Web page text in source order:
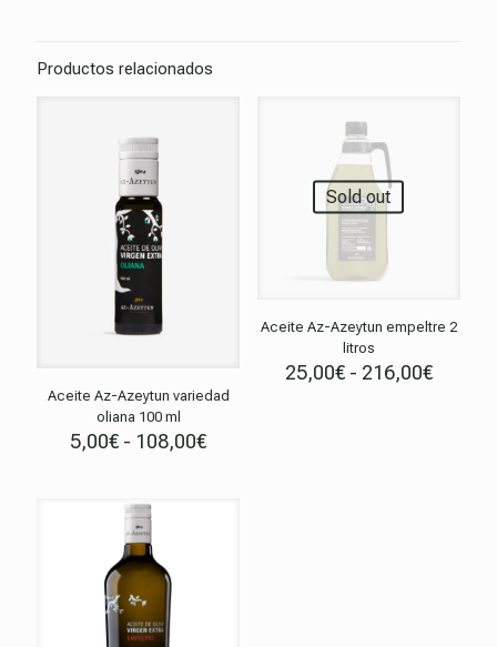
Productos relacionados
Aceite Az-Azeytun variedad
oliana 100 ml
5,00€ - 108,00€Rango
Sold out
Aceite Az-Azeytun empeltre 2
litros
25,00€ - 216,00€Rango